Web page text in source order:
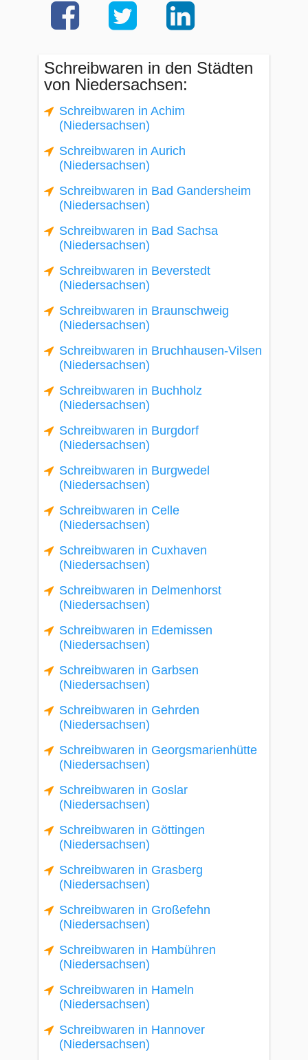
Schreibwaren in den Städten
von Niedersachsen:
Schreibwaren in Achim
(Niedersachsen)
Schreibwaren in Aurich
(Niedersachsen)
Schreibwaren in Bad Gandersheim
(Niedersachsen)
Schreibwaren in Bad Sachsa
(Niedersachsen)
Schreibwaren in Beverstedt
(Niedersachsen)
Schreibwaren in Braunschweig
(Niedersachsen)
Schreibwaren in Bruchhausen-Vilsen
(Niedersachsen)
Schreibwaren in Buchholz
(Niedersachsen)
Schreibwaren in Burgdorf
(Niedersachsen)
Schreibwaren in Burgwedel
(Niedersachsen)
Schreibwaren in Celle
(Niedersachsen)
Schreibwaren in Cuxhaven
(Niedersachsen)
Schreibwaren in Delmenhorst
(Niedersachsen)
Schreibwaren in Edemissen
(Niedersachsen)
Schreibwaren in Garbsen
(Niedersachsen)
Schreibwaren in Gehrden
(Niedersachsen)
Schreibwaren in Georgsmarienhütte
(Niedersachsen)
Schreibwaren in Goslar
(Niedersachsen)
Schreibwaren in Göttingen
(Niedersachsen)
Schreibwaren in Grasberg
(Niedersachsen)
Schreibwaren in Großefehn
(Niedersachsen)
Schreibwaren in Hambühren
(Niedersachsen)
Schreibwaren in Hameln
(Niedersachsen)
Schreibwaren in Hannover
(Niedersachsen)